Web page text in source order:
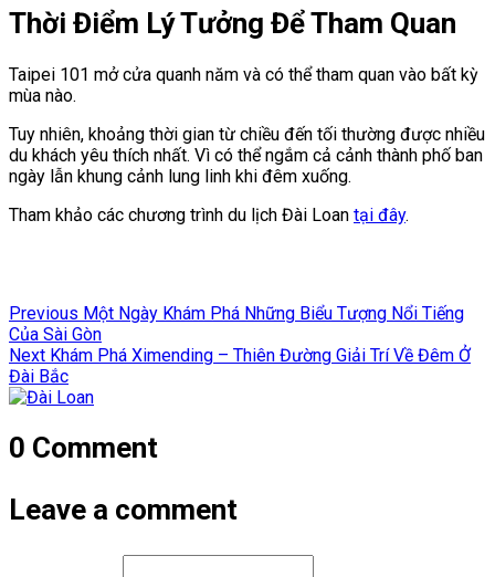
Thời Điểm Lý Tưởng Để Tham Quan
Taipei 101 mở cửa quanh năm và có thể tham quan vào bất kỳ
mùa nào.
Tuy nhiên, khoảng thời gian từ chiều đến tối thường được nhiều
du khách yêu thích nhất. Vì có thể ngắm cả cảnh thành phố ban
ngày lẫn khung cảnh lung linh khi đêm xuống.
Tham khảo các chương trình du lịch Đài Loan tại đây.
hướng
bài
viết
Previous Previous
post:
Một Ngày Khám Phá Những Biểu Tượng Nổi Tiếng
Của Sài Gòn
Next Next
post:
Khám Phá Ximending – Thiên Đường Giải Trí Về Đêm Ở
Đài Bắc
0 Comment
Leave a comment